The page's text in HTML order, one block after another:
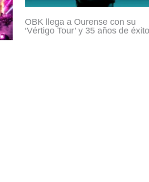
OBK llega a Ourense con su
‘Vértigo Tour’ y 35 años de